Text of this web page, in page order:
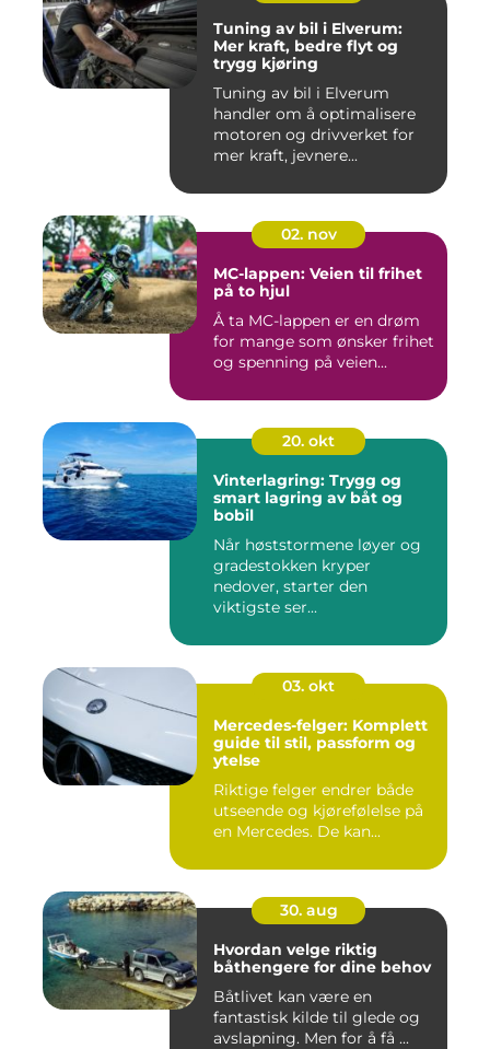
Tuning av bil i Elverum:
Mer kraft, bedre flyt og
trygg kjøring
Tuning av bil i Elverum
handler om å optimalisere
motoren og drivverket for
mer kraft, jevnere...
02. nov
MC-lappen: Veien til frihet
på to hjul
Å ta MC-lappen er en drøm
for mange som ønsker frihet
og spenning på veien...
20. okt
Vinterlagring: Trygg og
smart lagring av båt og
bobil
Når høststormene løyer og
gradestokken kryper
nedover, starter den
viktigste ser...
03. okt
Mercedes-felger: Komplett
guide til stil, passform og
ytelse
Riktige felger endrer både
utseende og kjørefølelse på
en Mercedes. De kan...
30. aug
Hvordan velge riktig
båthengere for dine behov
Båtlivet kan være en
fantastisk kilde til glede og
avslapning. Men for å få ...